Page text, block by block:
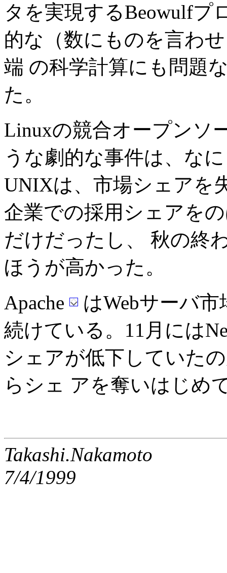
タを実現するBeowulfプ
的な（数にものを言わ
端 の科学計算にも問題
た。
Linuxの競合オープンソ
うな劇的な事件は、な
UNIXは、市場シェアを
企業での採用シェアを
だけだったし、 秋の終
ほうが高かった。
Apache
はWebサーバ
続けている。11月には
シェアが低下していた
らシェ アを奪いはじめ
Takashi.Nakamoto
7/4/1999